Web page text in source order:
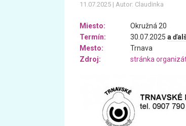
11.07.2025 Autor: Claudinka
Miesto:
Okružná 20
Termín:
30.07.2025 a
Mesto:
Trnava
Zdroj:
stránka